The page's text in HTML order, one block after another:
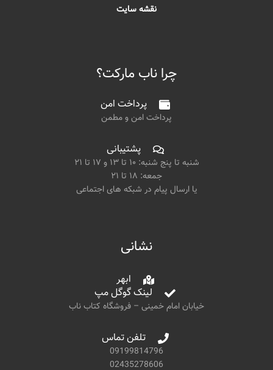
نقشه سایت
چرا ناب مارکت؟
پرداخت امن
پرداخت امن و مطمن
پشتیبانی
شنبه تا پنج شنبه: ۱۰ تا ۱۳ و ۱۷ تا ۲۱
جمعه: ۱۸ تا ۲۱
یا ارسال پیام در شبکه های اجتماعی
نشانی
ابهر
لینک گوگل مپ
خیابان امام خمینی – فروشگاه کتاب ناب
تلفن تماس
09199814796
02435278606